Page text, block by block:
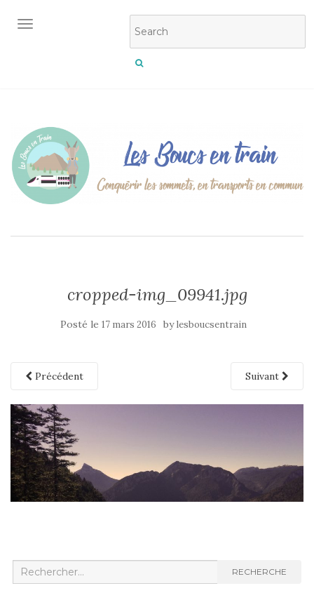
OUVRIR/FERMER LA NAVIGATION
cropped-img_09941.jpg
Posté le 17 mars 2016 bylesboucsentrain
Précédent Suivant
Recherche
RECHERCHE